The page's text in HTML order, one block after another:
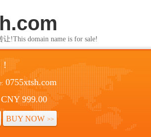
!This domain name is for sale!
0755xtsh.com
CNY 999.00
BUY NOW >>